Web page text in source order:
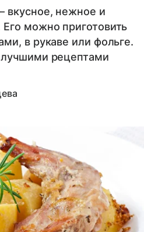
вкусное, нежное и
можно приготовить
в рукаве или фольге.
рецептами